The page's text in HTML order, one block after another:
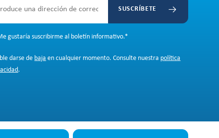
SUSCRÍBETE
gustaría suscribirme al boletín informativo.*
darse de baja en cualquier momento. Consulte nuestra política
.